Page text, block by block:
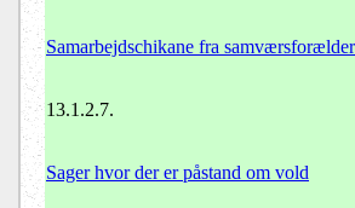
Samarbejdschikane fra
13.1.2.7.
Sager hvor der er påstand om vold